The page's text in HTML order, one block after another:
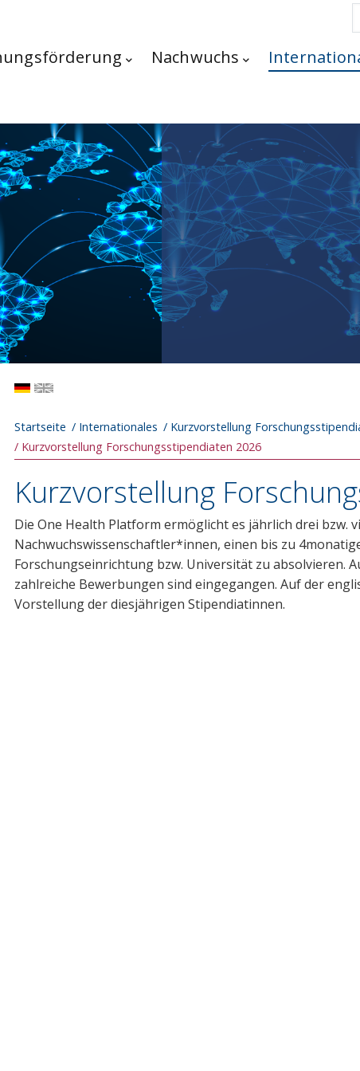
Nachwuchs
Pfadnavigation
Startseite Internationales
Kurzvorstellung
Kurzvorstellung Forschungsstipendiaten 2026
Kurzvorstellung
Die One Health Platform ermöglicht es jährlich drei bzw.
Nachwuchswissenschaftler*innen, einen bis zu
Forschungseinrichtung bzw. Universität zu absolvieren.
zahlreiche Bewerbungen sind eingegangen. Auf der
Vorstellung der diesjährigen Stipendiatinnen.